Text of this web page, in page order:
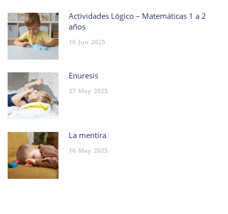
Actividades Lógico – Matemáticas 1 a 2
años
16 Jun 2025
Enuresis
27 May 2025
La mentira
16 May 2025